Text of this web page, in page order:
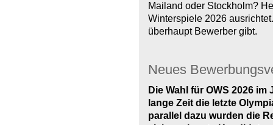
Mailand oder Stockholm?
Winterspiele 2026
überhaupt Bewerber gibt.
Neues
Die Wahl für OWS 2026
lange Zeit die letzte
parallel dazu wurden die